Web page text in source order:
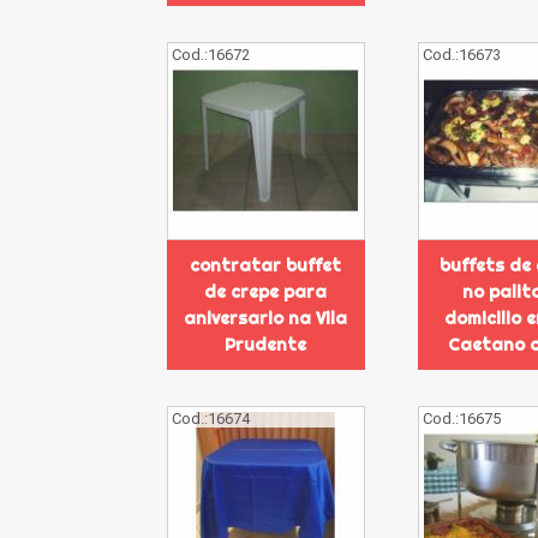
Cod.:16672
contratar buffet
de crepe para
aniversario na Vila
Prudente
Cod.:16673
buffets de
no
domicilio
Caetano
Cod.:16674 Cod.:16675